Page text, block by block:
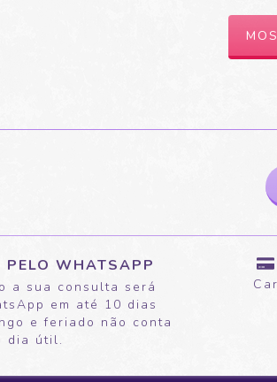
PELO WHATSAPP
a sua consulta será
em até 10 dias
e feriado não conta
dia útil.